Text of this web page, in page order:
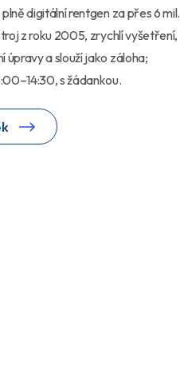
digitální rentgen za přes 6 mil.
z roku 2005, zrychlí vyšetření,
úpravy a slouží jako záloha;
s žádankou.